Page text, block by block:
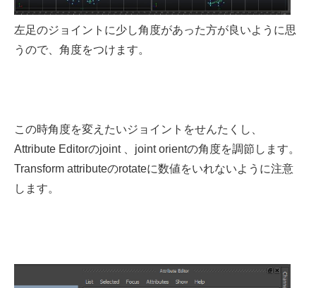
左足のジョイントに少し角度があった方が良いように思
うので、角度をつけます。
この時角度を変えたいジョイントをせんたくし、
Attribute Editorのjoint 、joint orientの角度を調節します。
Transform attributeのrotateに数値をいれないように注意
します。